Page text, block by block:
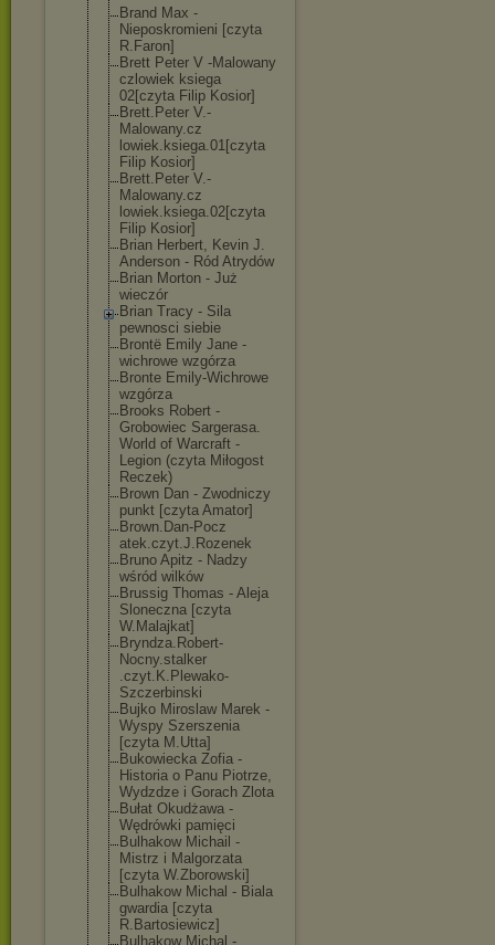
Brand Max -
Nieposkromieni [czyta
R.Faron]
Brett Peter V -Malowany
czlowiek ksiega
02[czyta Filip Kosior]
Brett.Peter V.-
Malowany.cz
lowiek.ksiega.01[czyta
Filip Kosior]
Brett.Peter V.-
Malowany.cz
lowiek.ksiega.02[czyta
Filip Kosior]
Brian Herbert, Kevin J.
Anderson - Ród Atrydów
Brian Morton - Już
wieczór
Brian Tracy - Sila
pewnosci siebie
Brontë Emily Jane -
wichrowe wzgórza
Bronte Emily-Wichrowe
wzgórza
Brooks Robert -
Grobowiec Sargerasa.
World of Warcraft -
Legion (czyta Miłogost
Reczek)
Brown Dan - Zwodniczy
punkt [czyta Amator]
Brown.Dan-Pocz
atek.czyt.J.Rozenek
Bruno Apitz - Nadzy
wśród wilków
Brussig Thomas - Aleja
Sloneczna [czyta
W.Malajkat]
Bryndza.Robert-
Nocny.stalker
.czyt.K.Plewako-
Szczerbinski
Bujko Miroslaw Marek -
Wyspy Szerszenia
[czyta M.Utta]
Bukowiecka Zofia -
Historia o Panu Piotrze,
Wydzdze i Gorach Zlota
Bułat Okudżawa -
Wędrówki pamięci
Bulhakow Michail -
Mistrz i Malgorzata
[czyta W.Zborowski]
Bulhakow Michal - Biala
gwardia [czyta
R.Bartosiewicz]
Bulhakow Michal -